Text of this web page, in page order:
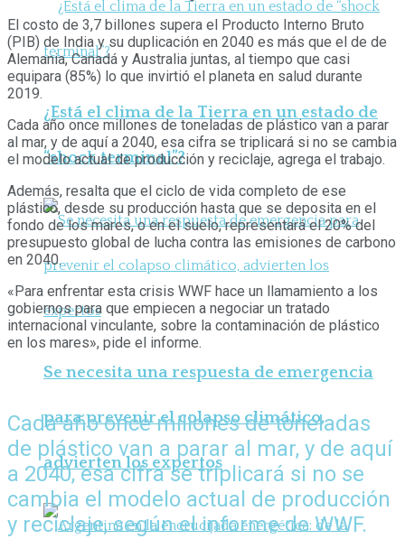
¿Está el clima de la Tierra en un estado de
“shock terminal”?
Se necesita una respuesta de emergencia
para prevenir el colapso climático,
advierten los expertos
El costo de 3,7 billones supera el Producto Interno Bruto
(PIB) de India y su duplicación en 2040 es más que el de de
Alemania, Canadá y Australia juntas, al tiempo que casi
equipara (85%) lo que invirtió el planeta en salud durante
2019.
Cada año once millones de toneladas de plástico van a parar
al mar, y de aquí a 2040, esa cifra se triplicará si no se cambia
el modelo actual de producción y reciclaje, agrega el trabajo.
Además, resalta que el ciclo de vida completo de ese
plástico, desde su producción hasta que se deposita en el
fondo de los mares, o en el suelo, representará el 20% del
presupuesto global de lucha contra las emisiones de carbono
en 2040.
«Para enfrentar esta crisis WWF hace un llamamiento a los
gobiernos para que empiecen a negociar un tratado
internacional vinculante, sobre la contaminación de plástico
en los mares», pide el informe.
Cada año once millones de toneladas
de plástico van a parar al mar, y de aquí
a 2040, esa cifra se triplicará si no se
cambia el modelo actual de producción
y reciclaje, según el informe de WWF.